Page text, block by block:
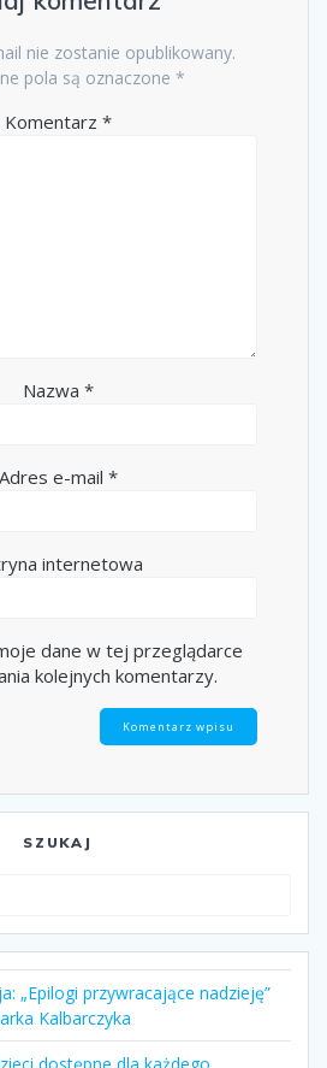
nie zostanie opublikowany.
pola są oznaczone *
Komentarz *
Nazwa *
Adres e-mail *
internetowa
dane w tej przeglądarce
kolejnych komentarzy.
SZUKAJ
„Epilogi przywracające nadzieję”
Kalbarczyka